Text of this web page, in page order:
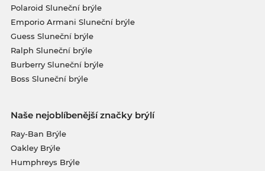
Polaroid Sluneční brýle
Emporio Armani Sluneční brýle
Guess Sluneční brýle
Ralph Sluneční brýle
Burberry Sluneční brýle
Boss Sluneční brýle
Naše nejoblíbenější značky brýlí
Ray-Ban Brýle
Oakley Brýle
Humphreys Brýle